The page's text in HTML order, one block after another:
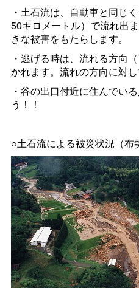
・土石流は、自動車と同じ
50キロメートル）で流れ出
きな被害をもたらします。
・逃げる時は、流れる方向
かれます。流れの方向に対
・谷の出口付近に住んでい
う！！
○土石流による被災状況（布